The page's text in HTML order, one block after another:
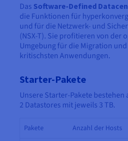
Das Software-Defined
die Funktionen für
und für die Netzwerk- und
(NSX-T). Sie profitieren von der
Umgebung für die Migration
kritischsten Anwendungen.
Starter-Pakete
Unsere Starter-Pakete bestehen
2 Datastores mit jeweils 3 TB.
Pakete Anzahl der Hosts